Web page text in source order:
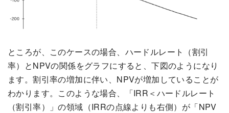
ところが、このケースの場合、ハードルレート（割引
率）とNPVの関係をグラフにすると、下図のようになり
ます。割引率の増加に伴い、NPVが増加していることが
わかります。このような場合、「IRR＜ハードルレート
（割引率）」の領域（IRRの点線よりも右側）が「NPV